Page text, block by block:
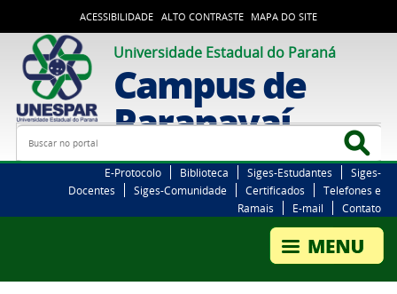
ACESSIBILIDADE ALTO CONTRASTE MAPA DO SITE
Universidade Estadual do Paraná
Campus de
Paranavaí
Busca
E-Protocolo Biblioteca Siges-Estudantes
Siges-
Docentes
Siges-Comunidade Certificados
Telefones e
Ramais
E-mail Contato